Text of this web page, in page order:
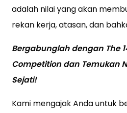
adalah nilai yang akan
rekan kerja, atasan, dan
Bergabunglah dengan The
Competition dan Temukan
Sejati!
Kami mengajak Anda untuk